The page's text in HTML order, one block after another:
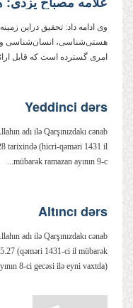
وی ادامه داد: تحقیق دراین
هستی‌شناسی، انسان‌شناسی
امری گسترده است كه قابل
Yeddinci dərs
adı ilə Qarşınızdakı cənab
tarixində (hicri-qəməri 1431 il
mübarək ramazan ayının 9-c...
Altıncı dərs
adı ilə Qarşınızdakı cənab
(qəməri 1431-ci il mübarək
8-ci gecəsi ilə eyni vaxtda)...